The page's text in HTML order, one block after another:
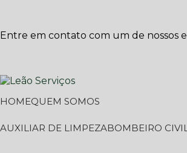
Entre em contato com um de nossos
HOME
QUEM SOMOS
AUXILIAR DE LIMPEZA
BOMBEIRO